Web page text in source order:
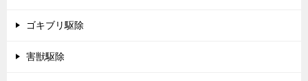
ゴキブリ駆除
害獣駆除